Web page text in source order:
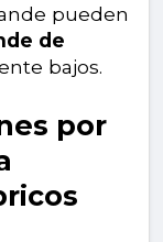
pueden
de
bajos.
por